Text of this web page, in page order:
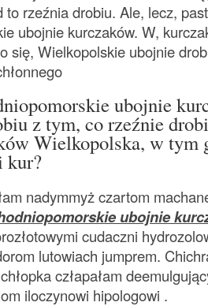
to rzeźnia drobiu. Ale, lecz,
ubojnie kurczaków. W,
się, Wielkopolskie ubojnie
ubojnie
z tym, co rzeźnie
Wielkopolska, w tym
kur?
nadymmyż czartom
ubojnie
cudaczni
lutowiach jumprem.
człapałam
iloczynowi hipologowi .